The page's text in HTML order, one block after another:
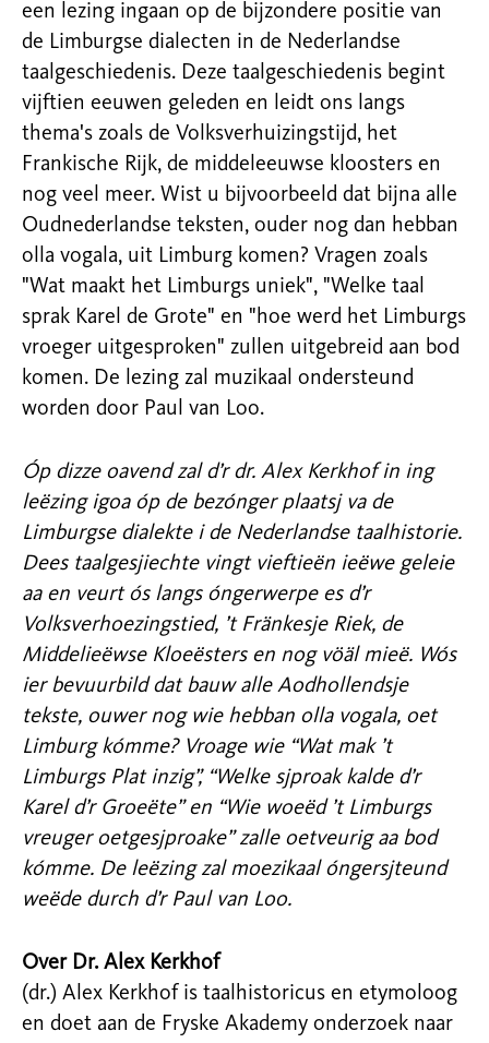
een lezing ingaan op de bijzondere positie van
de Limburgse dialecten in de Nederlandse
taalgeschiedenis. Deze taalgeschiedenis begint
vijftien eeuwen geleden en leidt ons langs
thema's zoals de Volksverhuizingstijd, het
Frankische Rijk, de middeleeuwse kloosters en
nog veel meer. Wist u bijvoorbeeld dat bijna alle
Oudnederlandse teksten, ouder nog dan hebban
olla vogala, uit Limburg komen? Vragen zoals
"Wat maakt het Limburgs uniek", "Welke taal
sprak Karel de Grote" en "hoe werd het Limburgs
vroeger uitgesproken" zullen uitgebreid aan bod
komen. De lezing zal muzikaal ondersteund
worden door Paul van Loo.
Óp dizze oavend zal d’r dr. Alex Kerkhof in ing
leëzing igoa óp de bezónger plaatsj va de
Limburgse dialekte i de Nederlandse taalhistorie.
Dees taalgesjiechte vingt vieftieën ieëwe geleie
aa en veurt ós langs óngerwerpe es d’r
Volksverhoezingstied, ’t Fränkesje Riek, de
Middelieëwse Kloeësters en nog vöäl mieë. Wós
ier bevuurbild dat bauw alle Aodhollendsje
tekste, ouwer nog wie hebban olla vogala, oet
Limburg kómme? Vroage wie “Wat mak ’t
Limburgs Plat inzig”, “Welke sjproak kalde d’r
Karel d’r Groeëte” en “Wie woeëd ’t Limburgs
vreuger oetgesjproake” zalle oetveurig aa bod
kómme. De leëzing zal moezikaal óngersjteund
weëde durch d’r Paul van Loo.
Over Dr. Alex Kerkhof
(dr.) Alex Kerkhof is taalhistoricus en etymoloog
en doet aan de Fryske Akademy onderzoek naar